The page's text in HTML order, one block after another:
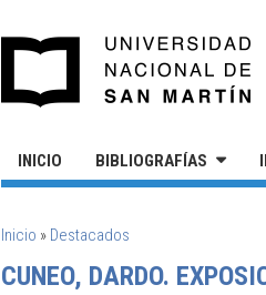
INICIO BIBLIOGRAFÍAS
SE ENCUENTRA USTED AQUÍ
Inicio » Destacados
CUNEO, DARDO.